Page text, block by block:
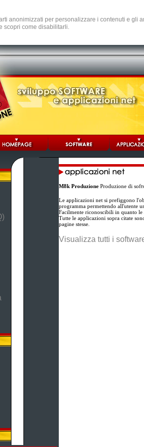
anonimizzati per personalizzare i contenuti e gli
scopri come disabilitarli.
M8k ProduzioneProduzione di
Le applicazioni net si prefiggono
programma permettendo all'utente
Facilmente riconoscibili in quanto
Tutte le applicazioni sopra citate
pagine stesse.
Visualizza tutti i